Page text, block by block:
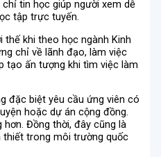
tin học giúp người xem dễ
tập trực tuyến.
thế khi theo học ngành Kinh
chỉ về lãnh đạo, làm việc
tạo ấn tượng khi tìm việc làm
đặc biệt yêu cầu ứng viên có
hoặc dự án cộng đồng.
Đồng thời, đây cũng là
thiết trong môi trường quốc